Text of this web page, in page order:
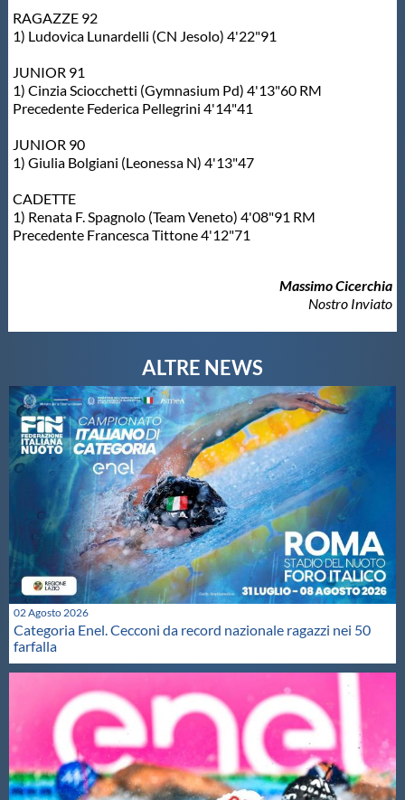
RAGAZZE 92
1) Ludovica Lunardelli (CN Jesolo) 4'22"91
JUNIOR 91
1) Cinzia Sciocchetti (Gymnasium Pd) 4'13"60 RM
Precedente Federica Pellegrini 4'14"41
JUNIOR 90
1) Giulia Bolgiani (Leonessa N) 4'13"47
CADETTE
1) Renata F. Spagnolo (Team Veneto) 4'08"91 RM
Precedente Francesca Tittone 4'12"71
Massimo Cicerchia
Nostro Inviato
02 Agosto 2026
Categoria Enel. Cecconi da record nazionale ragazzi nei 50
farfalla